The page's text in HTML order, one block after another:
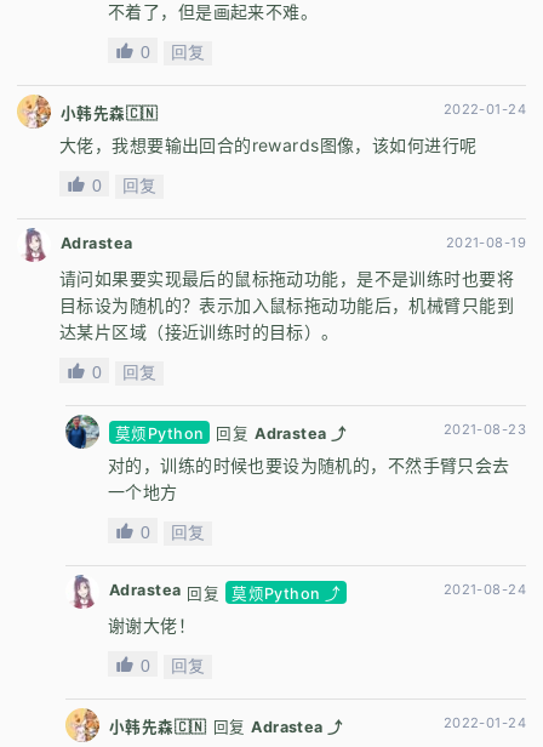
不着了，但是画起来不难。
0 回复
小韩先森🇨🇳 2022-01-24
大佬，我想要输出回合的rewards图像，该如何进行呢
0 回复
Adrastea 2021-08-19
请问如果要实现最后的鼠标拖动功能，是不是训练时也要将
目标设为随机的？表示加入鼠标拖动功能后，机械臂只能到
达某片区域（接近训练时的目标）。
0 回复
莫烦Python 回复 Adrastea ⤴ 2021-08-23
对的，训练的时候也要设为随机的，不然手臂只会去
一个地方
0 回复
Adrastea 回复 莫烦Python ⤴ 2021-08-24
谢谢大佬！
0 回复
小韩先森🇨🇳 回复 Adrastea ⤴ 2022-01-24